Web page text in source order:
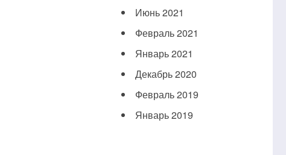
Июнь 2021
Февраль 2021
Январь 2021
Декабрь 2020
Февраль 2019
Январь 2019